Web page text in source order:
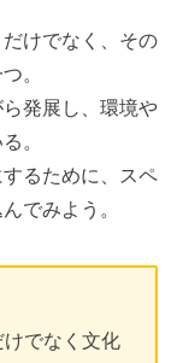
けでなく、その
。
発展し、環境や
。
るために、スペ
でみよう。
でなく文化